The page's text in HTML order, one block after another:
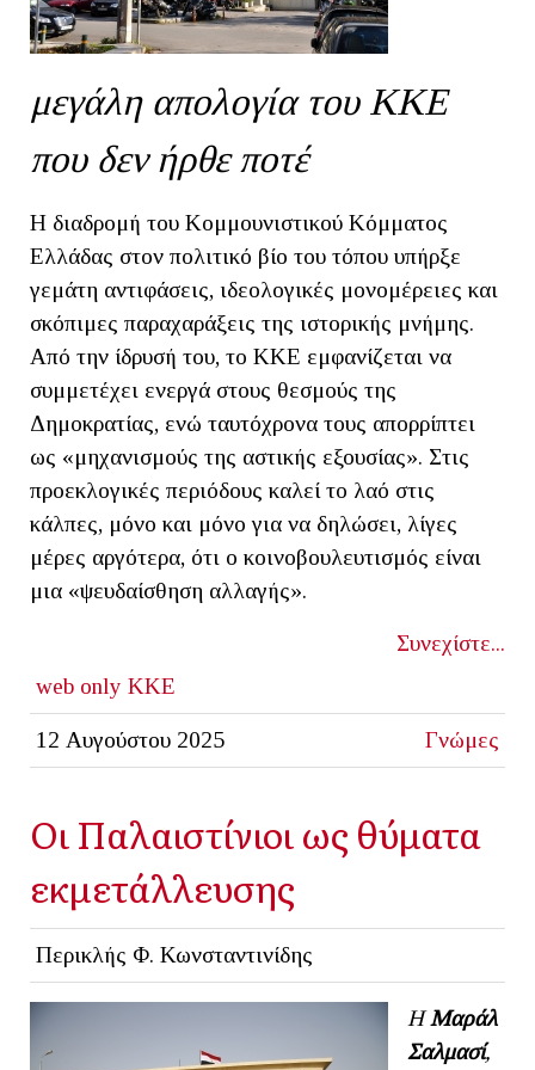
μεγάλη απολογία του ΚΚΕ
που δεν ήρθε ποτέ
Η διαδρομή του Κομμουνιστικού Κόμματος
Ελλάδας στον πολιτικό βίο του τόπου υπήρξε
γεμάτη αντιφάσεις, ιδεολογικές μονομέρειες και
σκόπιμες παραχαράξεις της ιστορικής μνήμης.
Από την ίδρυσή του, το ΚΚΕ εμφανίζεται να
συμμετέχει ενεργά στους θεσμούς της
Δημοκρατίας, ενώ ταυτόχρονα τους απορρίπτει
ως «μηχανισμούς της αστικής εξουσίας». Στις
προεκλογικές περιόδους καλεί το λαό στις
κάλπες, μόνο και μόνο για να δηλώσει, λίγες
μέρες αργότερα, ότι ο κοινοβουλευτισμός είναι
μια «ψευδαίσθηση αλλαγής».
Συνεχίστε...
web only KKE
12 Αυγούστου 2025 Γνώμες
Οι Παλαιστίνιοι ως θύματα
εκμετάλλευσης
Περικλής Φ. Κωνσταντινίδης
ΗΜαράλ
Σαλμασί,